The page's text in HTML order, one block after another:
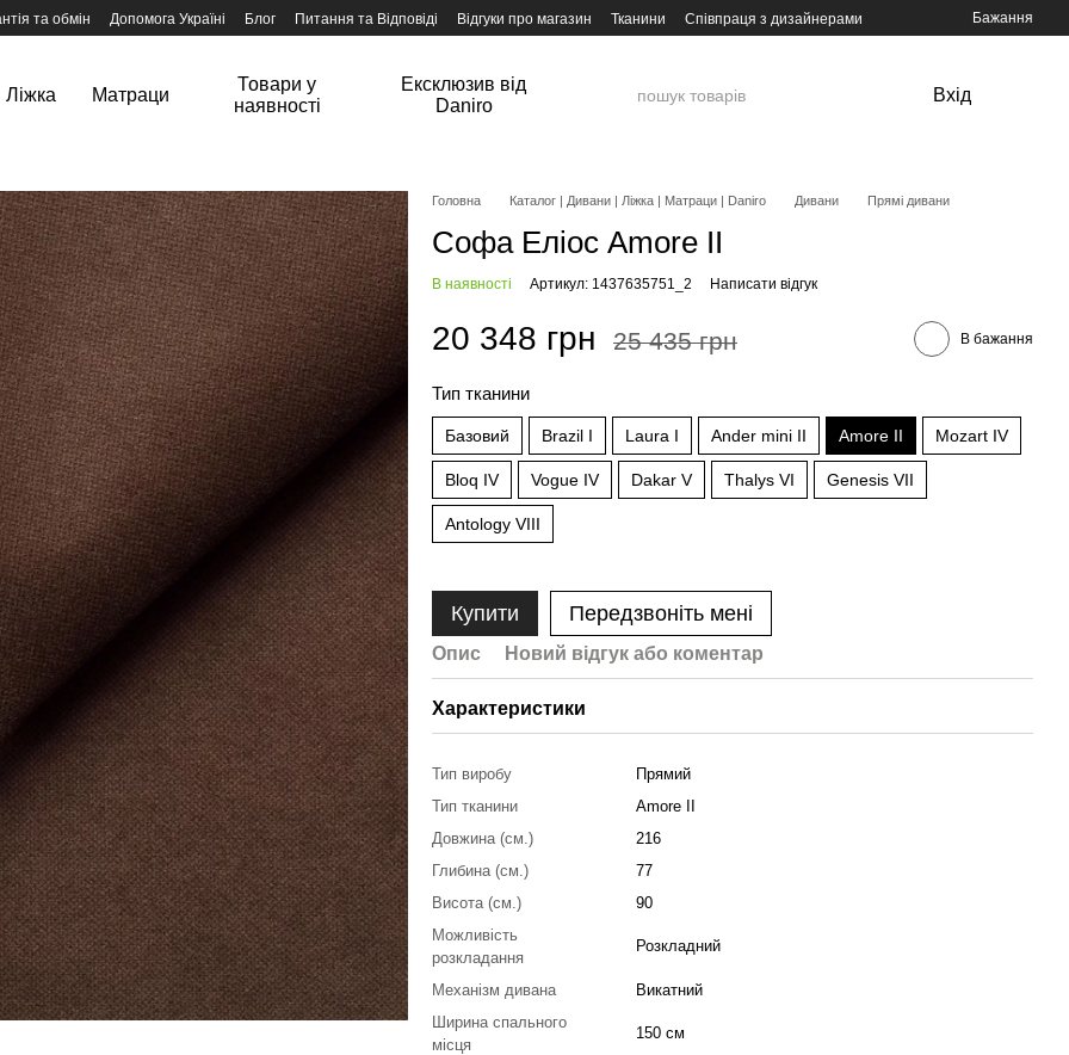
та обмін Допомога Україні Блог Питання та Відповіді Відгуки про магазин Тканини Співпраця з дизайнерами Бажання
Ліжка Матраци
Товари у
наявності
Ексклюзив від
Daniro
Вхід
Головна Каталог | Дивани | Ліжка | Матраци | Daniro Дивани Прямі дивани
Софа Еліос Amore II
В наявності Артикул: 1437635751_2 Написати відгук
20 348 грн 25 435 грн В бажання
Тип тканини
Базовий Brazil I Laura I Ander mini II Amore II Mozart IV
Bloq IV Vogue IV Dakar V Thalys VI Genesis VII
Antology VIII
Купити Передзвоніть мені
Опис Новий відгук або коментар
Характеристики
Тип виробу
Прямий
Тип тканини
Amore II
Довжина (см.)
216
Глибина (см.)
77
Висота (см.)
90
Можливість
розкладання
Розкладний
Механізм дивана
Викатний
Ширина спального
місця
150 см